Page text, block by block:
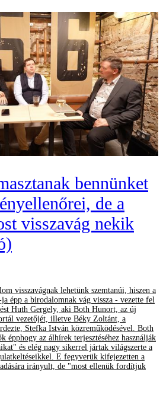
bennünket
de a
visszavág nekik
visszavágnak lehetünk szemtanúi, hiszen a
épp a birodalomnak vág vissza - vezette fel
Huth Gergely, aki Both Hunort, az új
vezetőjét, illetve Béky Zoltánt, a
Stefka István közreműködésével. Both
épphogy az álhírek terjesztéséhez használják
és elég nagy sikerrel jártak világszerte a
E fegyverük kifejezetten a
irányult, de "most ellenük fordítjuk